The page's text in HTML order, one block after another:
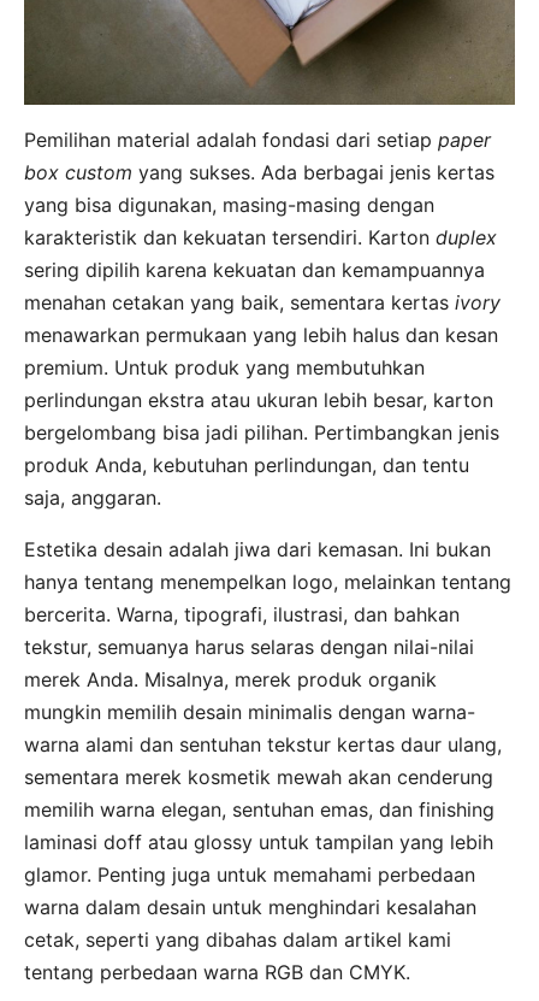
Pemilihan material adalah fondasi dari setiap paper
box custom yang sukses. Ada berbagai jenis kertas
yang bisa digunakan, masing-masing dengan
karakteristik dan kekuatan tersendiri. Karton duplex
sering dipilih karena kekuatan dan kemampuannya
menahan cetakan yang baik, sementara kertas ivory
menawarkan permukaan yang lebih halus dan kesan
premium. Untuk produk yang membutuhkan
perlindungan ekstra atau ukuran lebih besar, karton
bergelombang bisa jadi pilihan. Pertimbangkan jenis
produk Anda, kebutuhan perlindungan, dan tentu
saja, anggaran.
Estetika desain adalah jiwa dari kemasan. Ini bukan
hanya tentang menempelkan logo, melainkan tentang
bercerita. Warna, tipografi, ilustrasi, dan bahkan
tekstur, semuanya harus selaras dengan nilai-nilai
merek Anda. Misalnya, merek produk organik
mungkin memilih desain minimalis dengan warna-
warna alami dan sentuhan tekstur kertas daur ulang,
sementara merek kosmetik mewah akan cenderung
memilih warna elegan, sentuhan emas, dan finishing
laminasi doff atau glossy untuk tampilan yang lebih
glamor. Penting juga untuk memahami perbedaan
warna dalam desain untuk menghindari kesalahan
cetak, seperti yang dibahas dalam artikel kami
tentang perbedaan warna RGB dan CMYK.